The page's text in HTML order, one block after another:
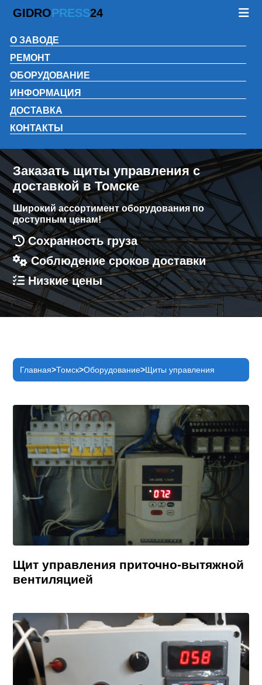
GIDROPRESS24
О ЗАВОДЕ
РЕМОНТ
ОБОРУДОВАНИЕ
ИНФОРМАЦИЯ
ДОСТАВКА
КОНТАКТЫ
Заказать щиты управления с
доставкой в Томске
Широкий ассортимент оборудования по
доступным ценам!
Сохранность груза
Соблюдение сроков доставки
Низкие цены
Главная Томск Оборудование Щиты управления
Щит управления приточно-вытяжной
вентиляцией